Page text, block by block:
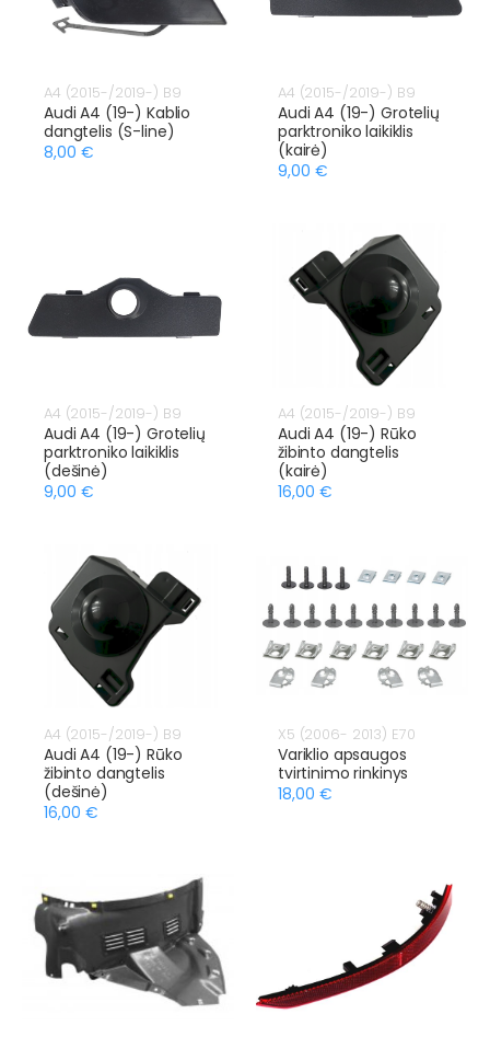
A4 (2015-/2019-) B9
Audi A4 (19-) Kablio
dangtelis (S-line)
8,00 €
A4 (2015-/2019-) B9
Audi A4 (19-) Grotelių
parktroniko laikiklis
(kairė)
9,00 €
A4 (2015-/2019-) B9
Audi A4 (19-) Grotelių
parktroniko laikiklis
(dešinė)
9,00 €
A4 (2015-/2019-) B9
Audi A4 (19-) Rūko
žibinto dangtelis
(kairė)
16,00 €
A4 (2015-/2019-) B9
Audi A4 (19-) Rūko
žibinto dangtelis
(dešinė)
16,00 €
X5 (2006- 2013) E70
Variklio apsaugos
tvirtinimo rinkinys
18,00 €